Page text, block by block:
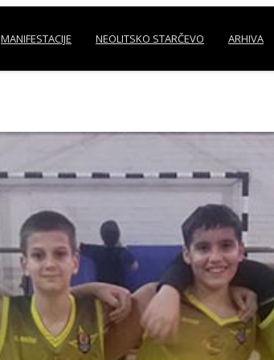
MANIFESTACIJE NEOLITSKO STARČEVO ARHIVA